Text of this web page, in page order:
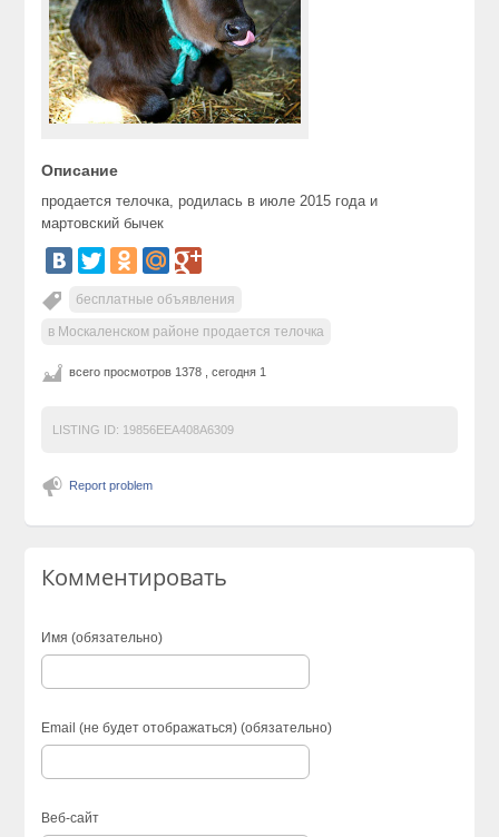
Описание
продается телочка, родилась в июле 2015 года и
мартовский бычек
бесплатные объявления
в Москаленском районе продается телочка
всего просмотров 1378 , сегодня 1
LISTING ID: 19856EEA408A6309
Report problem
Комментировать
Имя (обязательно)
Email (не будет отображаться) (обязательно)
Веб-сайт